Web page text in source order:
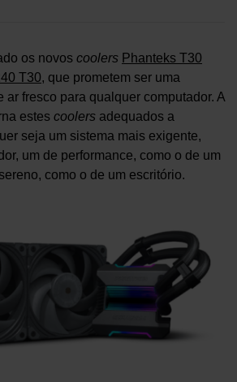
os novos coolers Phanteks T30
T30, que prometem ser uma
ar fresco para qualquer computador. A
estes coolers adequados a
seja um sistema mais exigente,
um de performance, como o de um
como o de um escritório.